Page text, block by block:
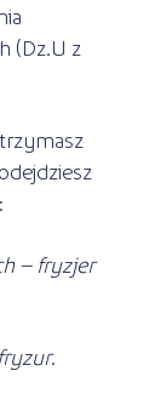
(Dz.U z
– fryzjer
.